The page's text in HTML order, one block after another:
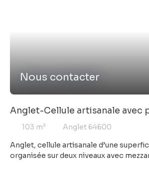
Nous contacter
Anglet-Cellule artisanale avec
103 m²
Anglet 64600
Anglet, cellule artisanale d’une
organisée sur deux niveaux avec